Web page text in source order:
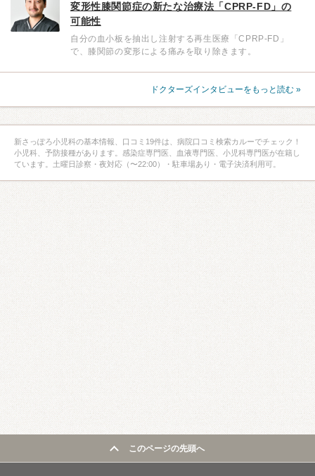
変形性膝関節症の新たな治療法「CPRP-FD」の
可能性
自分の血小板を抽出し注射する再生医療「CPRP-FD」
で、膝関節の変形による痛みを取り除きます。
ドクターズインタビューをもっと読む »
新さっぽろ小児科の基本情報、口コミ19件は、病院口コミ検索カルーでチェック！
小児科、予防接種があります。感染症専門医、血液専門医、小児科専門医が在籍し
ています。土曜日診察・夜対応（〜22:00）・駐車場あり・電子決済利用可。
このページの先頭へ